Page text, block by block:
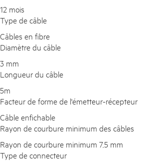
12 mois
Type de câble
Câbles en fibre
Diamètre du câble
3 mm
Longueur du câble
5m
Facteur de forme de l'émetteur-récepteur
Câble enfichable
Rayon de courbure minimum des câbles
Rayon de courbure minimum 7,5 mm
Type de connecteur